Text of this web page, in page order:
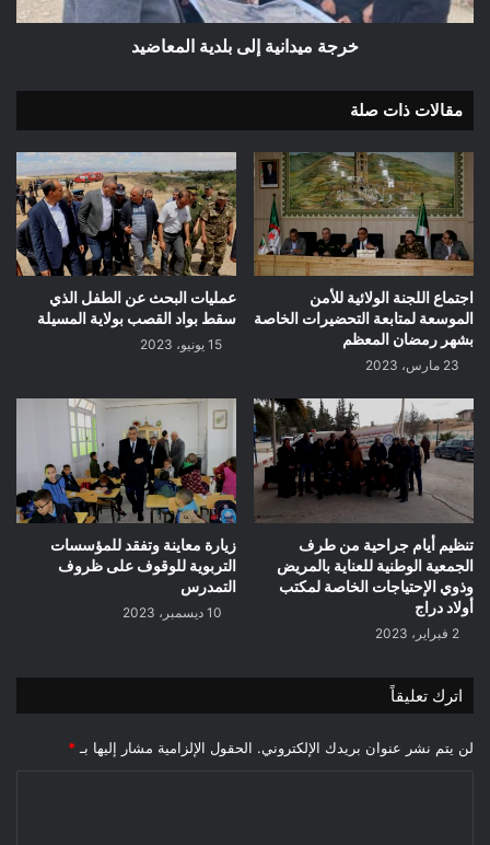
خرجة ميدانية إلى بلدية المعاضيد
مقالات ذات صلة
اجتماع اللجنة الولائية للأمن
الموسعة لمتابعة التحضيرات الخاصة
بشهر رمضان المعظم
23 مارس، 2023
عمليات البحث عن الطفل الذي
سقط بواد القصب بولاية المسيلة
15 يونيو، 2023
تنظيم أيام جراحية من طرف
الجمعية الوطنية للعناية بالمريض
وذوي الإحتياجات الخاصة لمكتب
أولاد دراج
2 فبراير، 2023
زيارة معاينة وتفقد للمؤسسات
التربوية للوقوف على ظروف
التمدرس
10 ديسمبر، 2023
اترك تعليقاً
لن يتم نشر عنوان بريدك الإلكتروني. الحقول الإلزامية مشار إليها بـ *